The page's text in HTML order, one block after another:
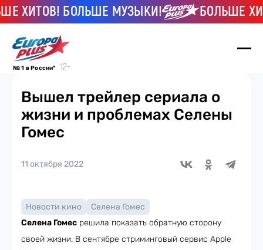
ХИТОВ! БОЛЬШЕ МУЗЫКИ! БОЛЬШЕ
№ 1 в России*
Вышел трейлер сериала о
жизни и проблемах Селены
Гомес
11 октября 2022
Новости кино
Селена Гомес
Селена Гомес решила показать обратную сторону
своей жизни. В сентябре стриминговый сервис Apple